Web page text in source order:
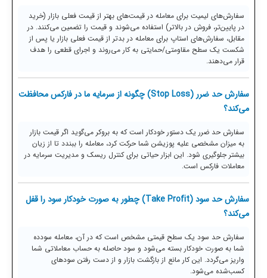
سفارش‌های لیمیت برای معامله در قیمت‌های بهتر از قیمت فعلی بازار (خرید
در پایین‌تر، فروش در بالاتر) استفاده می‌شوند و قیمت را تضمین می‌کنند. در
مقابل، سفارش‌های استاپ برای معامله در بدتر از قیمت فعلی بازار یا پس از
شکست یک سطح مقاومتی/حمایتی به کار می‌روند و اجرای قطعی را هدف
قرار می‌دهند.
سفارش حد ضرر (Stop Loss) چگونه از سرمایه ما در فارکس محافظت
می‌کند؟
سفارش حد ضرر یک دستور خودکار است که به بروکر می‌گوید اگر قیمت بازار
به میزان مشخصی علیه پوزیشن شما حرکت کرد، معامله را ببندد تا از زیان
بیشتر جلوگیری شود. این ابزار حیاتی برای کنترل ریسک و مدیریت سرمایه در
معاملات فارکس است.
سفارش حد سود (Take Profit) چطور به صورت خودکار سود را قفل
می‌کند؟
سفارش حد سود یک سطح قیمتی مشخص است که در آن، معامله سودده
شما به صورت خودکار بسته می‌شود و سود حاصله به حساب معاملاتی شما
واریز می‌گردد. این کار مانع از بازگشت بازار و از دست رفتن سودهای
کسب‌شده می‌شود.